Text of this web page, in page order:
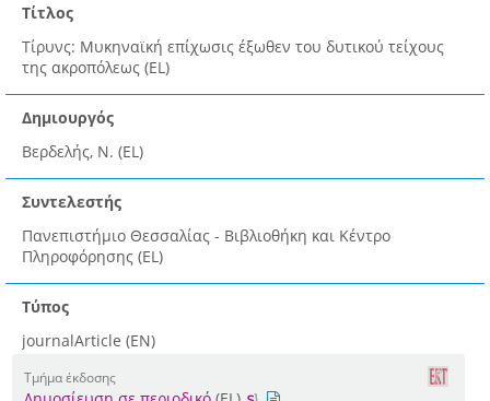
Τίτλος
Τίρυνς: Μυκηναϊκή επίχωσις έξωθεν του δυτικού τείχους
της ακροπόλεως (EL)
Δημιουργός
Βερδελής, Ν. (EL)
Συντελεστής
Πανεπιστήμιο Θεσσαλίας - Βιβλιοθήκη και Κέντρο
Πληροφόρησης (EL)
Τύπος
journalArticle (EN)
Τμήμα έκδοσης